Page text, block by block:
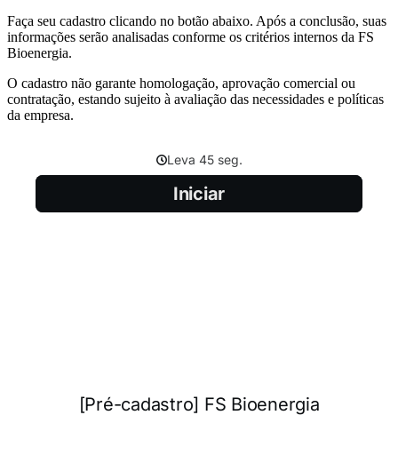
Faça seu cadastro clicando no botão abaixo. Após a conclusão, suas
informações serão analisadas conforme os critérios internos da FS
Bioenergia.
O cadastro não garante homologação, aprovação comercial ou
contratação, estando sujeito à avaliação das necessidades e políticas
da empresa.